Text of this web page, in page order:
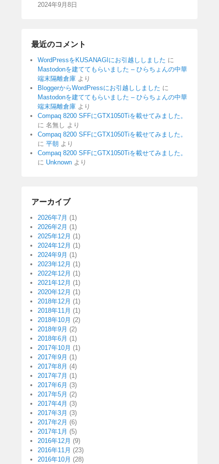
2024年9月8日
最近のコメント
WordPressをKUSANAGIにお引越ししました に
Mastodonを建ててもらいました – ひらちょんの中華
端末隔離倉庫 より
BloggerからWordPressにお引越ししました に
Mastodonを建ててもらいました – ひらちょんの中華
端末隔離倉庫 より
Compaq 8200 SFFにGTX1050Tiを載せてみました。
に 名無し より
Compaq 8200 SFFにGTX1050Tiを載せてみました。
に 平朝 より
Compaq 8200 SFFにGTX1050Tiを載せてみました。
に Unknown より
アーカイブ
2026年7月 (1)
2026年2月 (1)
2025年12月 (1)
2024年12月 (1)
2024年9月 (1)
2023年12月 (1)
2022年12月 (1)
2021年12月 (1)
2020年12月 (1)
2018年12月 (1)
2018年11月 (1)
2018年10月 (2)
2018年9月 (2)
2018年6月 (1)
2017年10月 (1)
2017年9月 (1)
2017年8月 (4)
2017年7月 (1)
2017年6月 (3)
2017年5月 (2)
2017年4月 (3)
2017年3月 (3)
2017年2月 (6)
2017年1月 (5)
2016年12月 (9)
2016年11月 (23)
2016年10月 (28)